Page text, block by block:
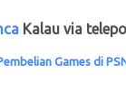
Kalau via
Games di